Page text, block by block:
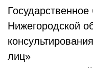
Нижегородской
лиц»